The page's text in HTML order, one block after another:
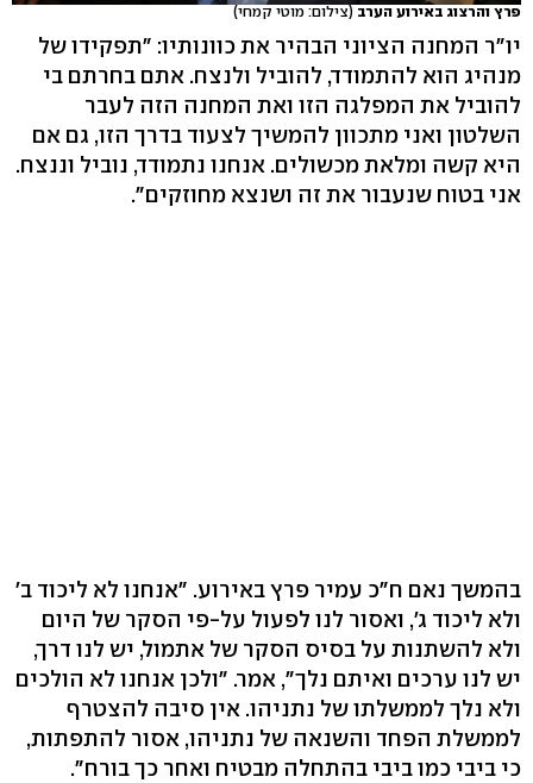
פרץ והרצוג באירוע הערב (צילום: מוטי קמחי)
יו"ר המחנה הציוני הבהיר את כוונותיו: "תפקידו של
מנהיג הוא להתמודד, להוביל ולנצח. אתם בחרתם בי
להוביל את המפלגה הזו ואת המחנה הזה לעבר
השלטון ואני מתכוון להמשיך לצעוד בדרך הזו, גם אם
היא קשה ומלאת מכשולים. אנחנו נתמודד, נוביל וננצח.
אני בטוח שנעבור את זה ושנצא מחוזקים".
בהמשך נאם ח"כ עמיר פרץ באירוע. "אנחנו לא ליכוד ב'
ולא ליכוד ג', ואסור לנו לפעול על-פי הסקר של היום
ולא להשתנות על בסיס הסקר של אתמול, יש לנו דרך,
יש לנו ערכים ואיתם נלך", אמר. "ולכן אנחנו לא הולכים
ולא נלך לממשלתו של נתניהו. אין סיבה להצטרף
לממשלת הפחד והשנאה של נתניהו, אסור להתפתות,
כי ביבי כמו ביבי בהתחלה מבטיח ואחר כך בורח".